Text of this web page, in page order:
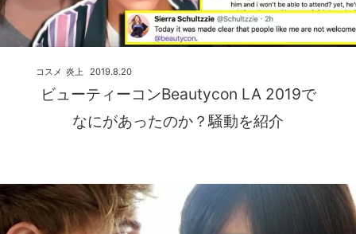
ビューティーコンBeautycon LA 2019で
なにがあったのか？騒動を紹介
2019.8.20
コスメ 炎上